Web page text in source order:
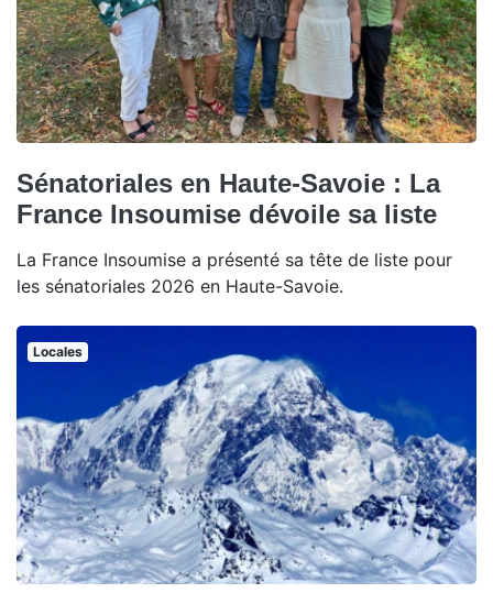
Sénatoriales en Haute-Savoie : La
France Insoumise dévoile sa liste
La France Insoumise a présenté sa tête de liste pour
les sénatoriales 2026 en Haute-Savoie.
Locales